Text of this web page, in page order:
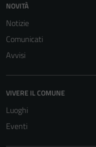
NOVITÀ
Notizie
Comunicati
Avvisi
VIVERE IL COMUNE
Luoghi
Eventi